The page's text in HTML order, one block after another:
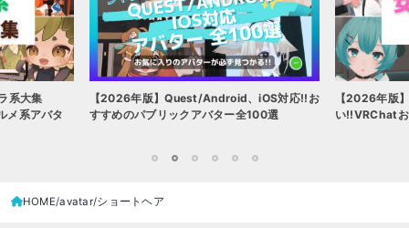
系大集
メ系アバタ
【2026年版】Quest/Android、iOS対応!!お
すすめのパブリックアバター全100選
【2026年版
い!!VRChat
HOME avatar ショートヘア